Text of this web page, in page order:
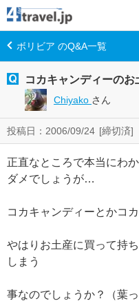
ボリビア のQ&A一覧
コカキャンディーの
Chiyako さん
投稿日：2006/09/24 [締切済]
正直なところで本当にわ
ダメでしょうが…
コカキャンディーとかコ
やはりお土産に買って持
しまう
事なのでしょうか？（葉